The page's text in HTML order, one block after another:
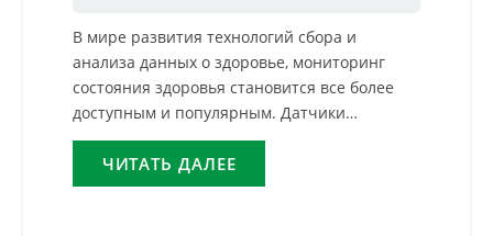
В мире развития технологий сбора и
анализа данных о здоровье, мониторинг
состояния здоровья становится все более
доступным и популярным. Датчики…
ЧИТАТЬ ДАЛЕЕ